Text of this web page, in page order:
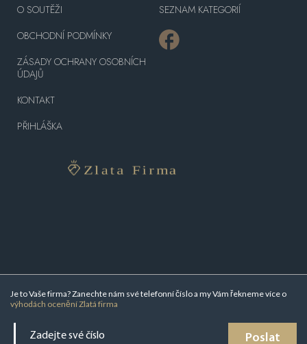
Je to Vaše firma? Zanechte nám své telefonní číslo a my Vám řekneme více o
výhodách ocenění Zlatá firma
Poslat
O SOUTĚŽI
OBCHODNÍ PODMÍNKY
ZÁSADY OCHRANY OSOBNÍCH
ÚDAJŮ
KONTAKT
PŘIHLÁŠKA
SEZNAM KATEGORIÍ